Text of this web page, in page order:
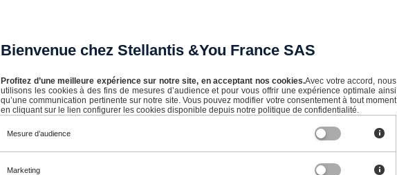
Bienvenue chez Stellantis &You France SAS
Profitez d’une meilleure expérience sur notre site, en acceptant nos cookies.Avec votre accord, nous
utilisons les cookies à des fins de mesures d’audience et pour vous offrir une expérience optimale ainsi
qu’une communication pertinente sur notre site. Vous pouvez modifier votre consentement à tout moment
en cliquant sur le lien configurer les cookies disponible depuis notre politique de confidentialité.
Mesure d’audience
Marketing